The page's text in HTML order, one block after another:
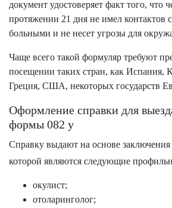
документ удостоверяет факт того, что
протяжении 21 дня не имел
больными и не несет угрозы для
Чаще всего такой формуляр требуют
посещении таких стран, как Испания,
Греция, США, некоторых государств
Оформление справки для
формы 082 у
Справку выдают на основе
которой являются следующие
окулист;
отоларинголог;